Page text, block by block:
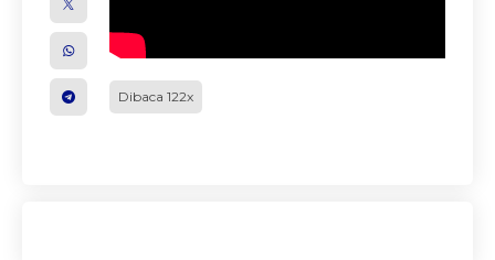
Dibaca 122x